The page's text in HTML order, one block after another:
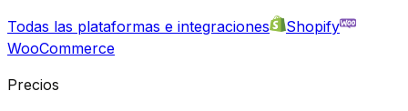
Todas las plataformas e integraciones
Shopify
WooCommerce
Precios